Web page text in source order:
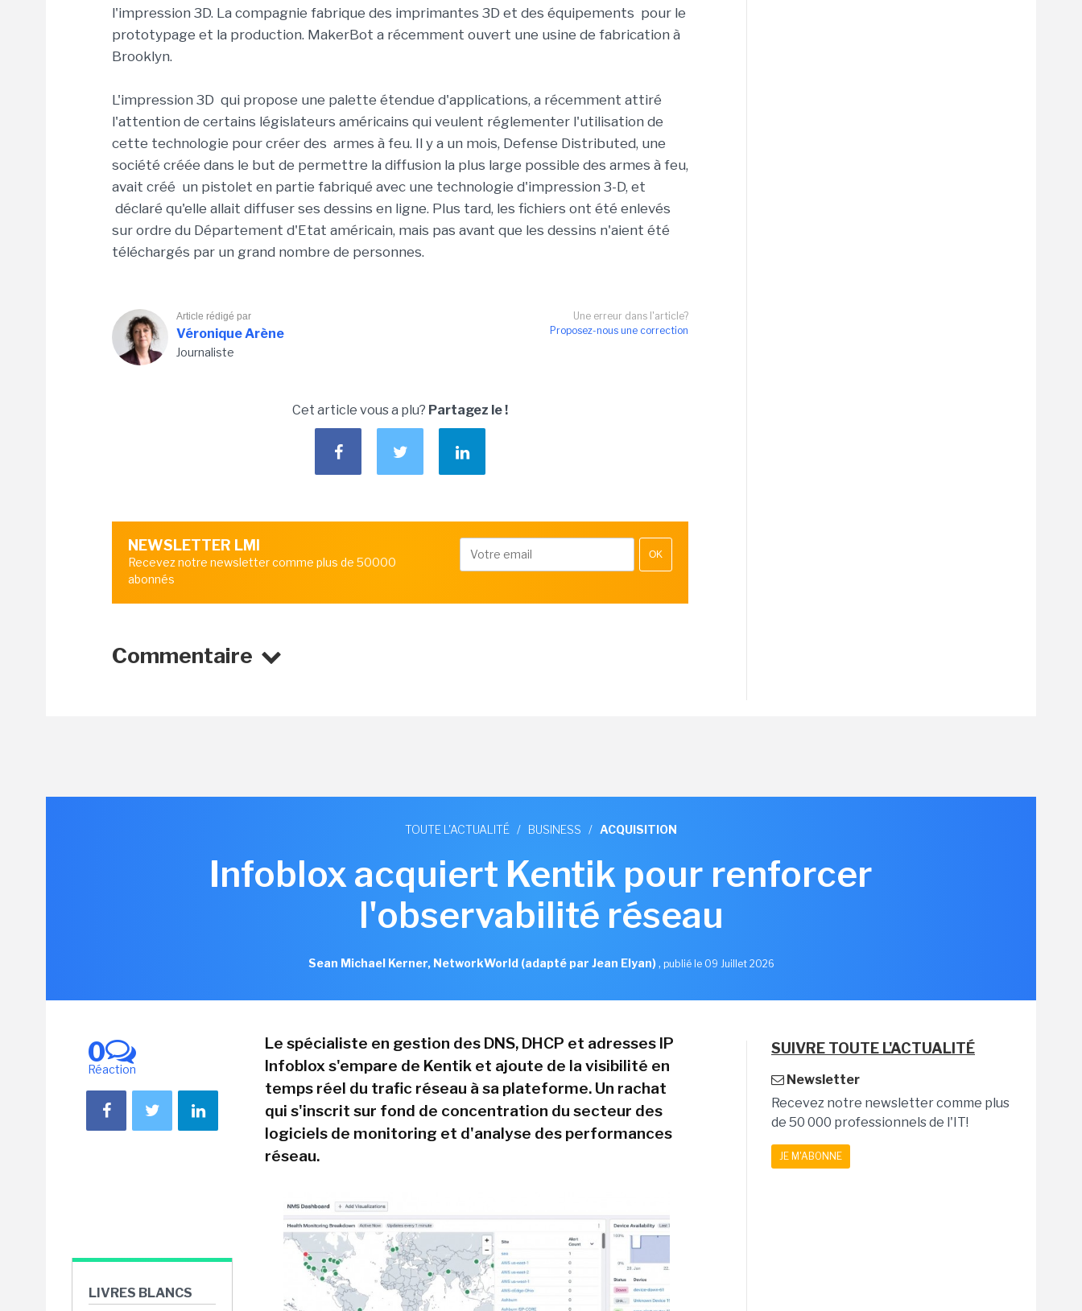
l'impression 3D. La compagnie fabrique des imprimantes 3D et des équipements pour le
prototypage et la production. MakerBot a récemment ouvert une usine de fabrication à
Brooklyn.
L'impression 3D qui propose une palette étendue d'applications, a récemment attiré
l'attention de certains législateurs américains qui veulent réglementer l'utilisation de
cette technologie pour créer des armes à feu. Il y a un mois, Defense Distributed, une
société créée dans le but de permettre la diffusion la plus large possible des armes à feu,
avait créé un pistolet en partie fabriqué avec une technologie d'impression 3-D, et
déclaré qu'elle allait diffuser ses dessins en ligne. Plus tard, les fichiers ont été enlevés
sur ordre du Département d'Etat américain, mais pas avant que les dessins n'aient été
téléchargés par un grand nombre de personnes.
Une erreur dans l'article?
Proposez-nous une correction
Article rédigé par
Véronique Arène
Journaliste
Cet article vous a plu? Partagez le !
NEWSLETTER LMI
Recevez notre newsletter comme plus de 50000
abonnés
OK
Commentaire
TOUTE L'ACTUALITÉ / BUSINESS / ACQUISITION
Infoblox acquiert Kentik pour renforcer
l'observabilité réseau
Sean Michael Kerner, NetworkWorld (adapté par Jean Elyan), publié le 09 Juillet 2026
0
Réaction
LIVRES BLANCS
Le spécialiste en gestion des DNS, DHCP et adresses IP
Infoblox s'empare de Kentik et ajoute de la visibilité en
temps réel du trafic réseau à sa plateforme. Un rachat
qui s'inscrit sur fond de concentration du secteur des
logiciels de monitoring et d'analyse des performances
réseau.
SUIVRE TOUTE L'ACTUALITÉ
Newsletter
Recevez notre newsletter comme plus
de 50 000 professionnels de l'IT!
JE M'ABONNE